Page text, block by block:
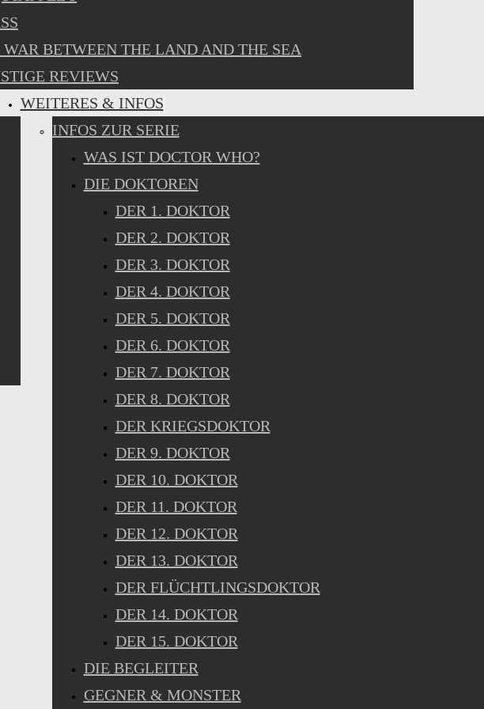
WAR BETWEEN THE LAND AND THE SEA
REVIEWS
WEITERES & INFOS
INFOS ZUR SERIE
WAS IST DOCTOR WHO?
DIE DOKTOREN
DER 1. DOKTOR
DER 2. DOKTOR
DER 3. DOKTOR
DER 4. DOKTOR
DER 5. DOKTOR
DER 6. DOKTOR
DER 7. DOKTOR
DER 8. DOKTOR
DER KRIEGSDOKTOR
DER 9. DOKTOR
DER 10. DOKTOR
DER 11. DOKTOR
DER 12. DOKTOR
DER 13. DOKTOR
DER FLÜCHTLINGSDOKTOR
DER 14. DOKTOR
DER 15. DOKTOR
DIE BEGLEITER
GEGNER & MONSTER